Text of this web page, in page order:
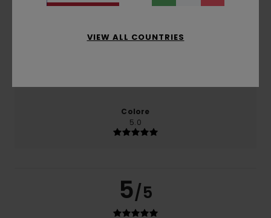
Rapporto qualità-prezzo
Colore
5.0
5/5
VIEW ALL COUNTRIES